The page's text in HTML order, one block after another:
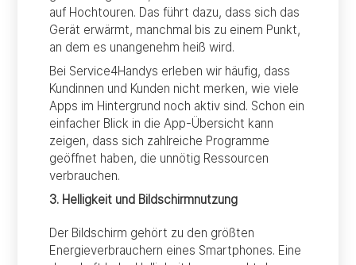
auf Hochtouren. Das führt dazu, dass sich das
Gerät erwärmt, manchmal bis zu einem Punkt,
an dem es unangenehm heiß wird.
Bei Service4Handys erleben wir häufig, dass
Kundinnen und Kunden nicht merken, wie viele
Apps im Hintergrund noch aktiv sind. Schon ein
einfacher Blick in die App-Übersicht kann
zeigen, dass sich zahlreiche Programme
geöffnet haben, die unnötig Ressourcen
verbrauchen.
3. Helligkeit und Bildschirmnutzung
Der Bildschirm gehört zu den größten
Energieverbrauchern eines Smartphones. Eine